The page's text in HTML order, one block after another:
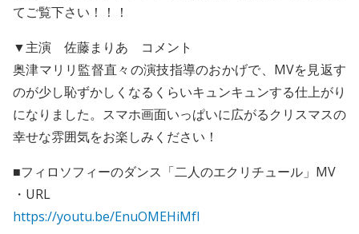
てご覧下さい！！！
▼主演 佐藤まりあ コメント
奥津マリリ監督直々の演技指導のおかげで、MVを見返す
のが少し恥ずかしくなるくらいキュンキュンする仕上がり
になりました。スマホ画面いっぱいに広がるクリスマスの
幸せな雰囲気をお楽しみください！
■フィロソフィーのダンス「二人のエクリチュール」MV
・URL
https://youtu.be/EnuOMEHiMfI